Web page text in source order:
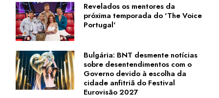
Revelados os mentores da
próxima temporada do 'The Voice
Portugal'
Bulgária: BNT desmente notícias
sobre desentendimentos com o
Governo devido à escolha da
cidade anfitriã do Festival
Eurovisão 2027